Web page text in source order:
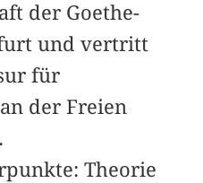
der Goethe-
und vertritt
für
der Freien
Theorie